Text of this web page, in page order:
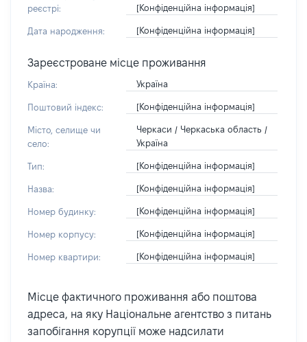
реєстрі:
[Конфіденційна інформація]
Дата народження: [Конфіденційна інформація]
Зареєстроване місце проживання
Країна: Україна
Поштовий індекс: [Конфіденційна інформація]
Місто, селище чи
село:
Черкаси / Черкаська область /
Україна
Тип: [Конфіденційна інформація]
Назва: [Конфіденційна інформація]
Номер будинку: [Конфіденційна інформація]
Номер корпусу: [Конфіденційна інформація]
Номер квартири: [Конфіденційна інформація]
Місце фактичного проживання або поштова
адреса, на яку Національне агентство з питань
запобігання корупції може надсилати